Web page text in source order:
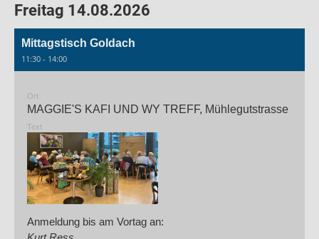
Freitag 14.08.2026
Mittagstisch Goldach
11:30 - 14:00
Ort
MAGGIE'S KAFI UND WY TREFF, Mühlegutstrasse 20,
Text
Anmeldung bis am Vortag an: